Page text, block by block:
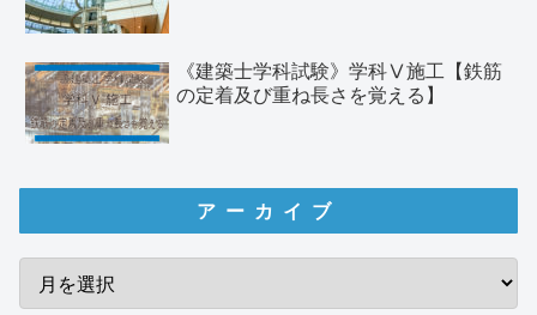
《建築士学科試験》学科Ⅴ施工【鉄筋
の定着及び重ね長さを覚える】
アーカイブ